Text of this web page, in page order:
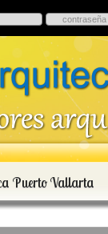
Puerto Vallarta